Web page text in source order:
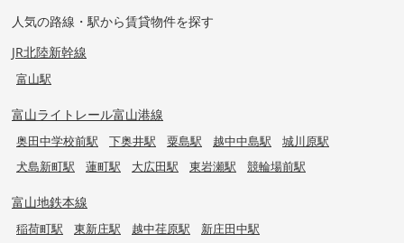
人気の路線・駅から賃貸物件を探す
JR北陸新幹線
富山駅
富山ライトレール富山港線
奥田中学校前駅 下奥井駅 粟島駅 越中中島駅
城川原駅
犬島新町駅
蓮町駅 大広田駅 東岩瀬駅 競輪場前駅
富山地鉄本線
稲荷町駅 東新庄駅 越中荏原駅 新庄田中駅